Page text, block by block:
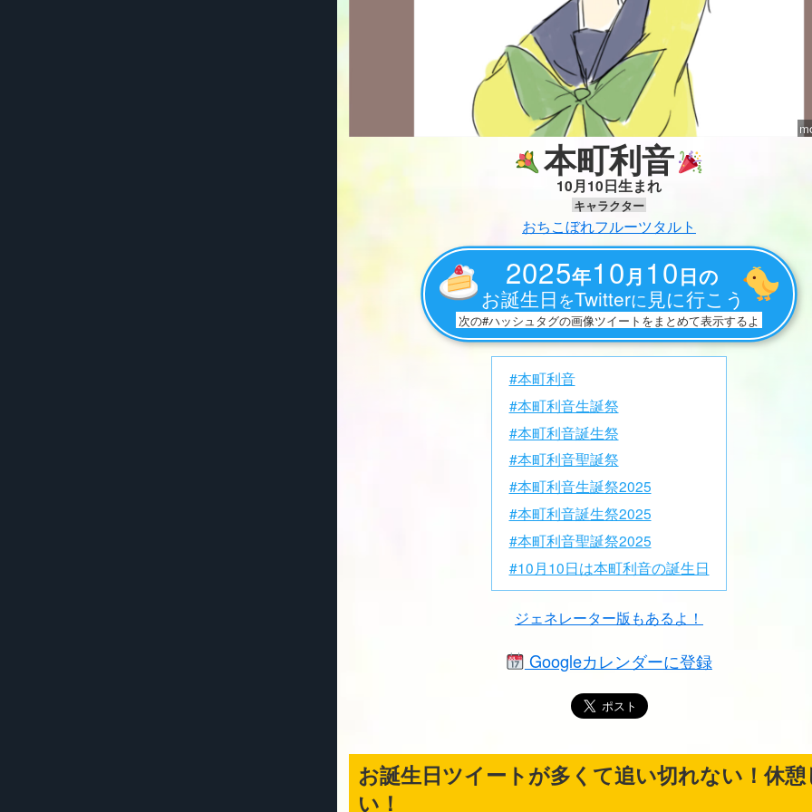
本町利音
10月10日生まれ
キャラクター
おちこぼれフルーツタルト
2025年10月 10日の
お誕生日をTwitterに 見に行こう
次の#ハッシュタグの画像ツイートをまとめて表示するよ
#本町利音
#本町利音生誕祭
#本町利音誕生祭
#本町利音聖誕祭
#本町利音生誕祭2025
#本町利音誕生祭2025
#本町利音聖誕祭2025
#10月10日は本町利音の誕生日
ジェネレーター版もあるよ！
Googleカレンダーに登録
お誕生日ツイートが多くて追い切れない！休
い！